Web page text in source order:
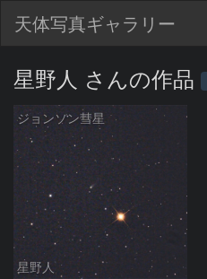
天体写真ギャラリー
星野人 さんの作品
ジョンソン彗星
星野人